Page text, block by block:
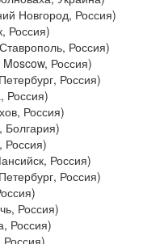
Новгород, Россия)
Россия)
Россия)
Россия)
Россия)
Россия)
Россия)
Болгария)
Россия)
Россия)
Россия)
Россия)
Россия)